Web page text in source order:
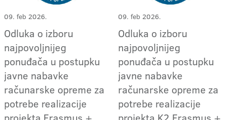
09. feb 2026.
Odluka o izboru
najpovoljnijeg
ponuđača u postupku
javne nabavke
računarske opreme za
potrebe realizacije
09. feb 2026.
Odluka o izboru
najpovoljnijeg
ponuđača u postupku
javne nabavke
računarske opreme za
potrebe realizacije